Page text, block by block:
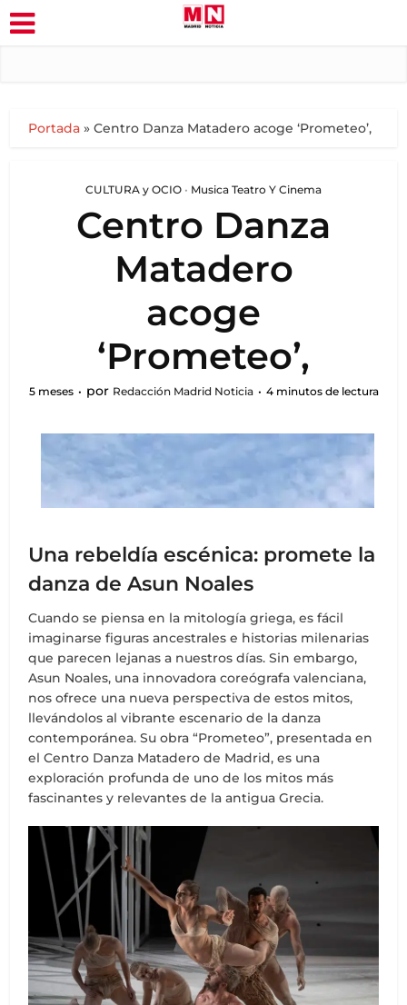
Portada »Centro Danza Matadero acoge ‘Prometeo’,
CULTURA y OCIO • Musica Teatro Y Cinema
Centro Danza
Matadero
acoge
‘Prometeo’,
5 meses por Redacción Madrid Noticia 4 minutos de lectura
Una rebeldía escénica: promete la
danza de Asun Noales
Cuando se piensa en la mitología griega, es fácil
imaginarse figuras ancestrales e historias milenarias
que parecen lejanas a nuestros días. Sin embargo,
Asun Noales, una innovadora coreógrafa valenciana,
nos ofrece una nueva perspectiva de estos mitos,
llevándolos al vibrante escenario de la danza
contemporánea. Su obra “Prometeo”, presentada en
el Centro Danza Matadero de Madrid, es una
exploración profunda de uno de los mitos más
fascinantes y relevantes de la antigua Grecia.